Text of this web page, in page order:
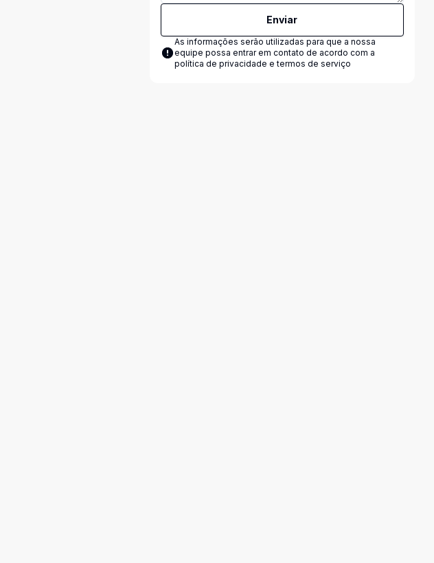
Enviar
As informações serão utilizadas para que a nossa
equipe possa entrar em contato de acordo com a
política de privacidade e termos de serviço